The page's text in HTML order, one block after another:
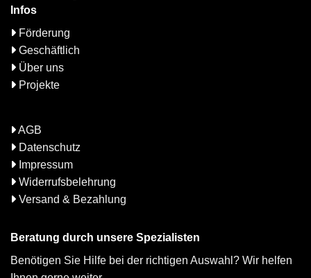
Infos
Förderung
Geschäftlich
Über uns
Projekte
AGB
Datenschutz
Impressum
Widerrufsbelehrung
Versand & Bezahlung
Beratung durch unsere Spezialisten
Benötigen Sie Hilfe bei der richtigen Auswahl? Wir helfen